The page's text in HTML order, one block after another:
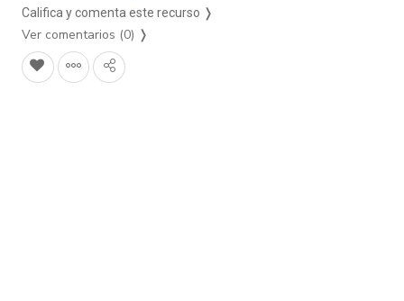
Califica y comenta este recurso ❭
Ver comentarios (0) ❭